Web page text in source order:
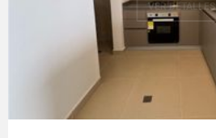
VER DETALLES